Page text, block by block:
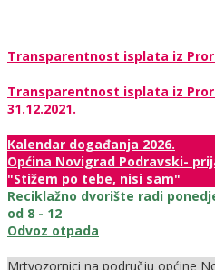
Transparentnost isplata iz
Transparentnost isplata iz
31.12.2021.
Kalendar događanja 2026.
Općina Novigrad Podravski-
"Stižem po tebe, nisi sam"
Reciklažno dvorište radi
od 8 - 12
Odvoz otpada
Mrtvozornici na području općine